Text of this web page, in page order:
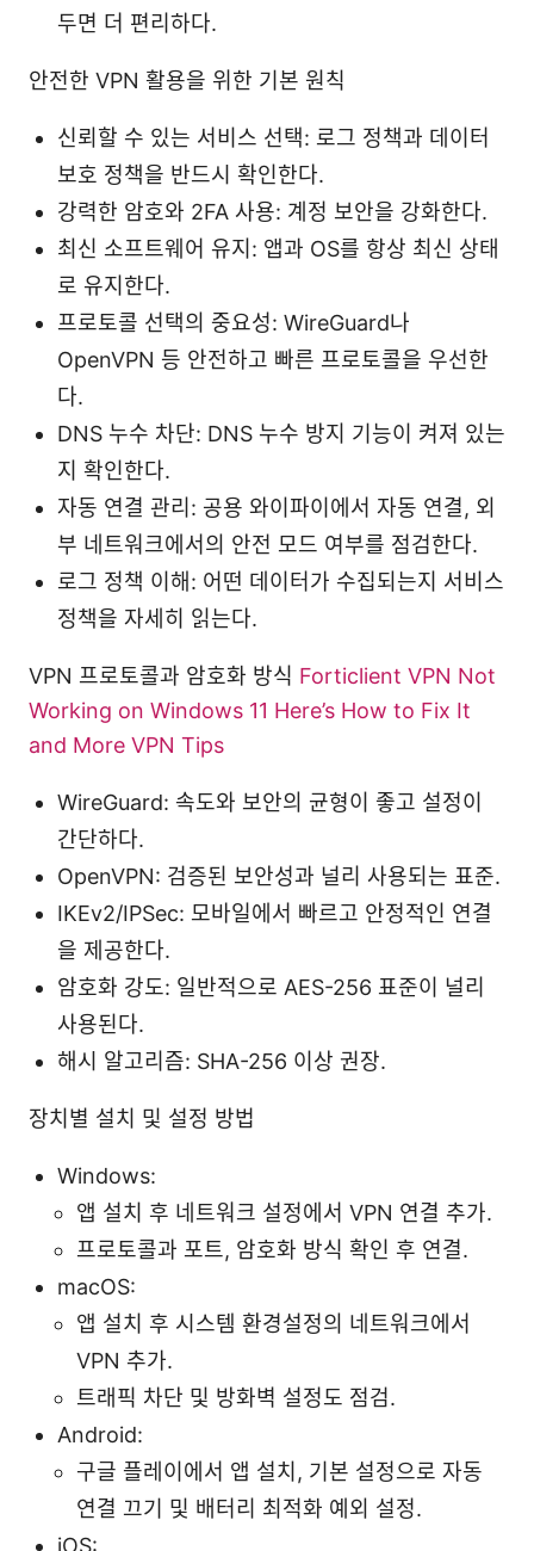
두면 더 편리하다.
안전한 VPN 활용을 위한 기본 원칙
신뢰할 수 있는 서비스 선택: 로그 정책과 데이터
보호 정책을 반드시 확인한다.
강력한 암호와 2FA 사용: 계정 보안을 강화한다.
최신 소프트웨어 유지: 앱과 OS를 항상 최신 상태
로 유지한다.
프로토콜 선택의 중요성: WireGuard나
OpenVPN 등 안전하고 빠른 프로토콜을 우선한
다.
DNS 누수 차단: DNS 누수 방지 기능이 켜져 있는
지 확인한다.
자동 연결 관리: 공용 와이파이에서 자동 연결, 외
부 네트워크에서의 안전 모드 여부를 점검한다.
로그 정책 이해: 어떤 데이터가 수집되는지 서비스
정책을 자세히 읽는다.
VPN 프로토콜과 암호화 방식 Forticlient VPN Not
Working on Windows 11 Here’s How to Fix It
and More VPN Tips
WireGuard: 속도와 보안의 균형이 좋고 설정이
간단하다.
OpenVPN: 검증된 보안성과 널리 사용되는 표준.
IKEv2/IPSec: 모바일에서 빠르고 안정적인 연결
을 제공한다.
암호화 강도: 일반적으로 AES-256 표준이 널리
사용된다.
해시 알고리즘: SHA-256 이상 권장.
장치별 설치 및 설정 방법
Windows:
앱 설치 후 네트워크 설정에서 VPN 연결 추가.
프로토콜과 포트, 암호화 방식 확인 후 연결.
macOS:
앱 설치 후 시스템 환경설정의 네트워크에서
VPN 추가.
트래픽 차단 및 방화벽 설정도 점검.
Android:
구글 플레이에서 앱 설치, 기본 설정으로 자동
연결 끄기 및 배터리 최적화 예외 설정.
iOS: